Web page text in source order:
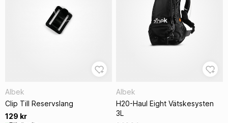
Albek
Clip Till Reservslang
129 kr
Albek
H20-Haul Eight Vätskesysten
3L